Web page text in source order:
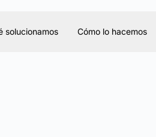
solucionamos Cómo lo hacemos